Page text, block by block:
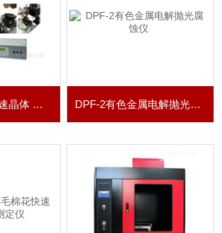
CNC科晶无级调速晶体 矿石 划片切割机 DPF-2有色金属电解抛光腐蚀仪